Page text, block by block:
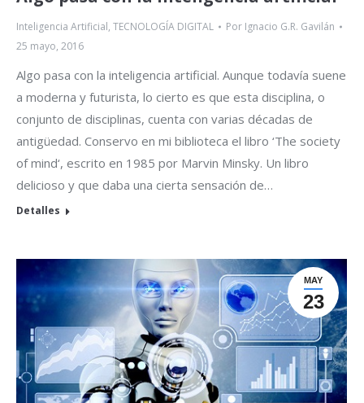
Inteligencia Artificial, TECNOLOGÍA DIGITAL Por Ignacio G.R. Gavilán
25 mayo, 2016
Algo pasa con la inteligencia artificial. Aunque todavía suene
a moderna y futurista, lo cierto es que esta disciplina, o
conjunto de disciplinas, cuenta con varias décadas de
antigüedad. Conservo en mi biblioteca el libro ‘The society
of mind‘, escrito en 1985 por Marvin Minsky. Un libro
delicioso y que daba una cierta sensación de…
Detalles
MAY
23